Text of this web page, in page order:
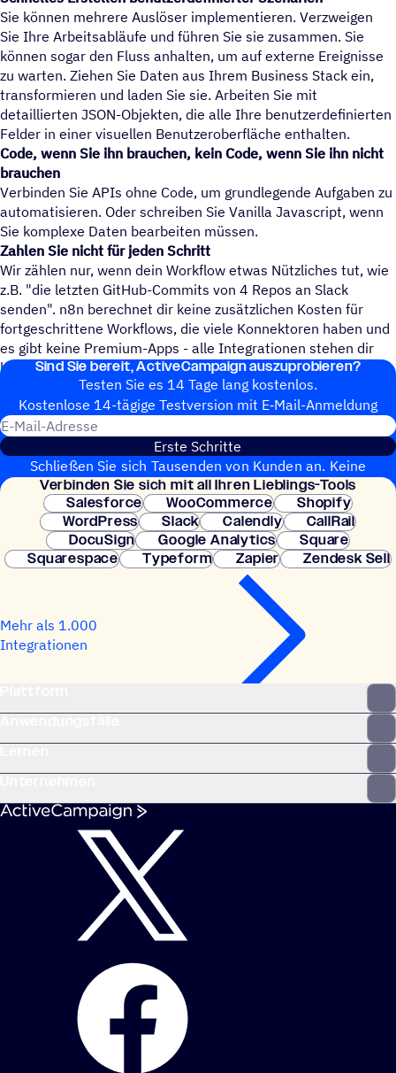
Sie können mehrere Auslöser implementieren. Verzweigen
Sie Ihre Arbeitsabläufe und führen Sie sie zusammen. Sie
können sogar den Fluss anhalten, um auf externe Ereignisse
zu warten. Ziehen Sie Daten aus Ihrem Business Stack ein,
transformieren und laden Sie sie. Arbeiten Sie mit
detaillierten JSON-Objekten, die alle Ihre benutzerdefinierten
Felder in einer visuellen Benutzeroberfläche enthalten.
Code, wenn Sie ihn brauchen, kein Code, wenn Sie ihn nicht
brauchen
Verbinden Sie APIs ohne Code, um grundlegende Aufgaben zu
automatisieren. Oder schreiben Sie Vanilla Javascript, wenn
Sie komplexe Daten bearbeiten müssen.
Zahlen Sie nicht für jeden Schritt
Wir zählen nur, wenn dein Workflow etwas Nützliches tut, wie
z.B. "die letzten GitHub-Commits von 4 Repos an Slack
senden". n8n berechnet dir keine zusätzlichen Kosten für
fortgeschrittene Workflows, die viele Konnektoren haben und
es gibt keine Premium-Apps - alle Integrationen stehen dir
kostenlos zur Verfügung!
Sind Sie bereit, ActiveCampaign auszuprobieren?
Testen Sie es 14 Tage lang kostenlos.
Kosten­lose 14-tägige Test­ver­sion mit E‑Mail-Anmel­dung
Erste Schritte
Schließen Sie sich Tausenden von Kunden an. Keine
Kreditkarte erforderlich. Sofortige Einrichtung.
Verbin­den Sie sich mit all Ihren Lieblings-Tools
Salesforce
WooCommerce
Shopify
WordPress
Slack Calendly
CallRail
DocuSign
Google Analytics
Square
Squarespace
Typeform Zapier Zendesk Sell
Mehr als 1.000
Integrationen